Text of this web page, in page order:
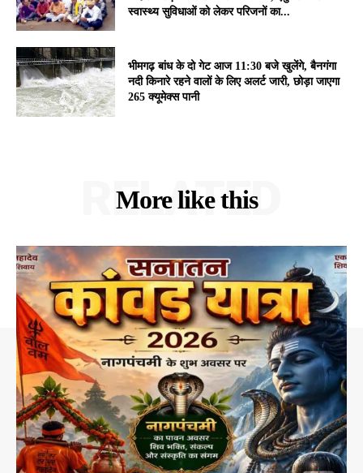
स्वास्थ्य सुविधाओं को लेकर परिजनों का...
भीमगढ़ बांध के दो गेट आज 11:30 बजे खुलेंगे, बैनगंगा
नदी किनारे रहने वालों के लिए अलर्ट जारी, छोड़ा जाएगा
265 क्यूमेक्स पानी
More like this
RELATED